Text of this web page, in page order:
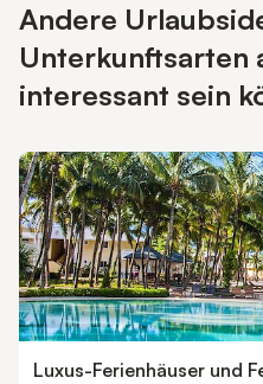
Andere
Unterkunftsarten
interessant sein
Luxus-Ferienhäuser und